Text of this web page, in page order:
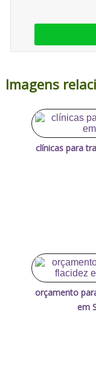
Imagens
clínicas para
orçamento
em